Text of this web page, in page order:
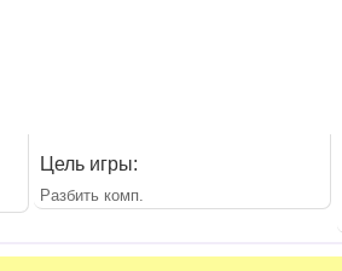
Цель игры:
Разбить комп.